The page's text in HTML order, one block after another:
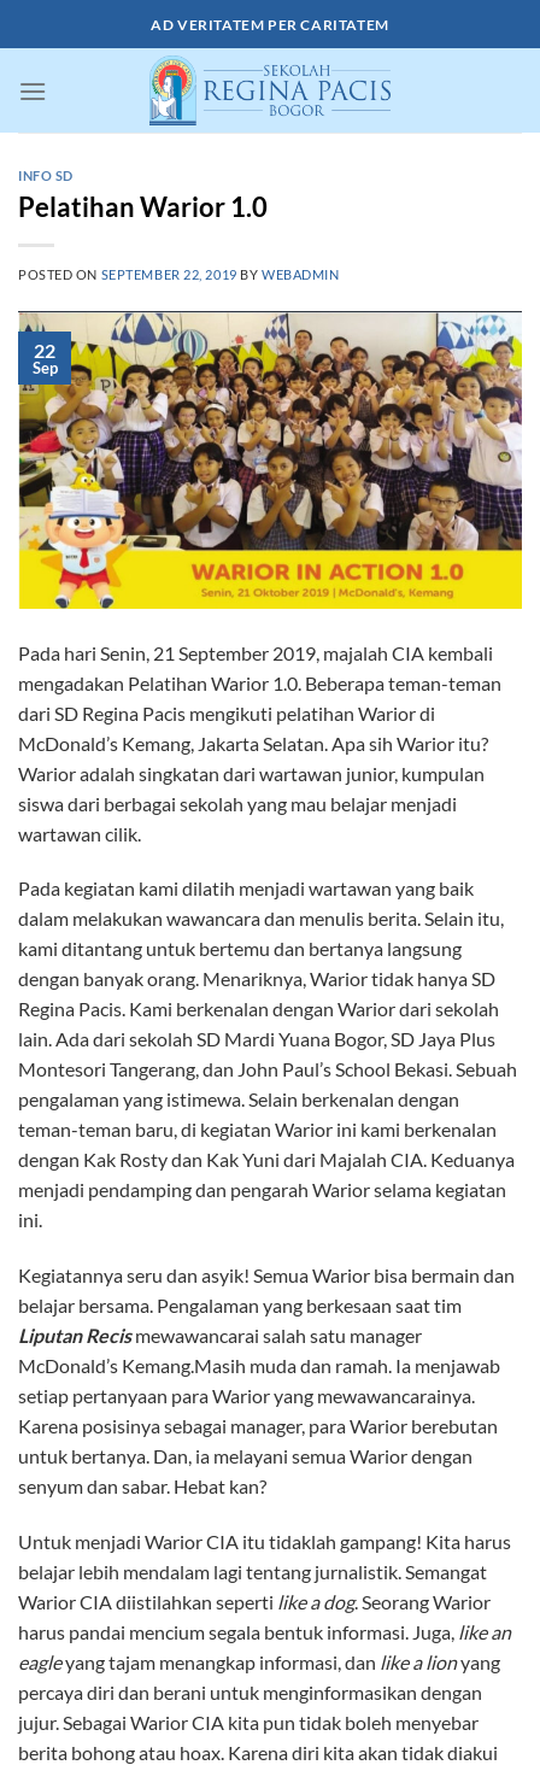
to
AD VERITATEM PER CARITATEM
INFO SD
Pelatihan Warior 1.0
POSTED ON SEPTEMBER 22, 2019 BY WEBADMIN
22
Sep
Pada hari Senin, 21 September 2019, majalah CIA kembali
mengadakan Pelatihan Warior 1.0. Beberapa teman-teman
dari SD Regina Pacis mengikuti pelatihan Warior di
McDonald’s Kemang, Jakarta Selatan. Apa sih Warior itu?
Warior adalah singkatan dari wartawan junior, kumpulan
siswa dari berbagai sekolah yang mau belajar menjadi
wartawan cilik.
Pada kegiatan kami dilatih menjadi wartawan yang baik
dalam melakukan wawancara dan menulis berita. Selain itu,
kami ditantang untuk bertemu dan bertanya langsung
dengan banyak orang. Menariknya, Warior tidak hanya SD
Regina Pacis. Kami berkenalan dengan Warior dari sekolah
lain. Ada dari sekolah SD Mardi Yuana Bogor, SD Jaya Plus
Montesori Tangerang, dan John Paul’s School Bekasi. Sebuah
pengalaman yang istimewa. Selain berkenalan dengan
teman-teman baru, di kegiatan Warior ini kami berkenalan
dengan Kak Rosty dan Kak Yuni dari Majalah CIA. Keduanya
menjadi pendamping dan pengarah Warior selama kegiatan
ini.
Kegiatannya seru dan asyik! Semua Warior bisa bermain dan
belajar bersama. Pengalaman yang berkesaan saat tim
Liputan Recismewawancarai salah satu manager
McDonald’s Kemang.Masih muda dan ramah. Ia menjawab
setiap pertanyaan para Warior yang mewawancarainya.
Karena posisinya sebagai manager, para Warior berebutan
untuk bertanya. Dan, ia melayani semua Warior dengan
senyum dan sabar. Hebat kan?
Untuk menjadi Warior CIA itu tidaklah gampang! Kita harus
belajar lebih mendalam lagi tentang jurnalistik. Semangat
Warior CIA diistilahkan seperti like a dog. Seorang Warior
harus pandai mencium segala bentuk informasi. Juga, like an
eagleyang tajam menangkap informasi, dan like a lionyang
percaya diri dan berani untuk menginformasikan dengan
jujur. Sebagai Warior CIA kita pun tidak boleh menyebar
berita bohong atau hoax. Karena diri kita akan tidak diakui